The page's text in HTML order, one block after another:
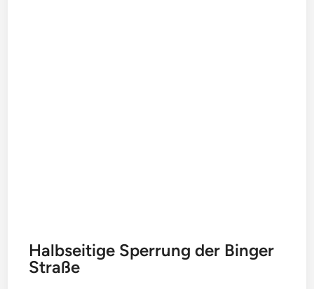
Halbseitige Sperrung der Binger
Straße